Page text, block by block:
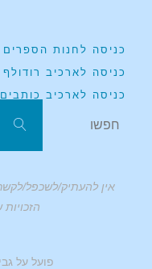
כניסה לחנות הספרים
כניסה לארכיב רודולף
כניסה לארכיב
אין להעתיק/לשכפל/
פועל על גבי